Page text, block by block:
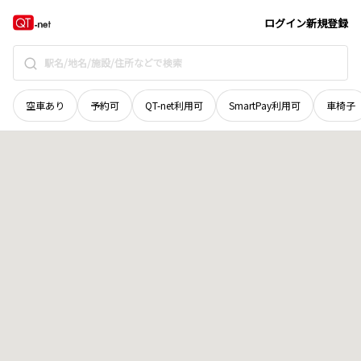
ログイン新規登録
空車あり 予約可 QT-net利用可 SmartPay利用可 車椅子
奈良県